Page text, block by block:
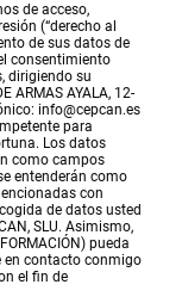
de acceso,
(“derecho al
de sus datos de
consentimiento
dirigiendo su
ARMAS AYALA, 12-
info@cepcan.es
para
Los datos
como campos
entenderán como
con
de datos usted
SLU. Asimismo,
pueda
en contacto conmigo
el fin de